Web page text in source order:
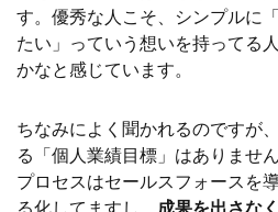
す。優秀な人こそ、シンプルに
たい」っていう想いを持ってる
かなと感じています。
ちなみによく聞かれるのですが
る「個人業績目標」はありませ
プロセスはセールスフォースを
る化してますし、
成果を出さな